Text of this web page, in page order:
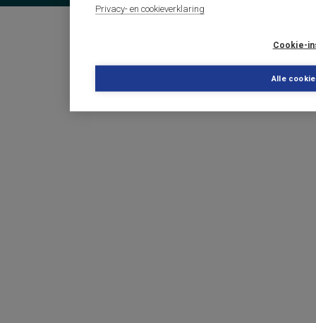
Privacy- en cookieverklaring
Cookie-
Alle